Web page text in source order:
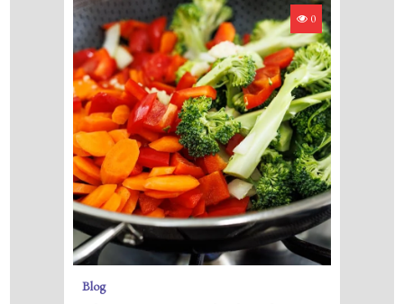
0
Blog